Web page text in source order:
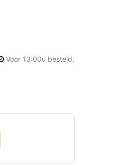
Voor 13:00u besteld,